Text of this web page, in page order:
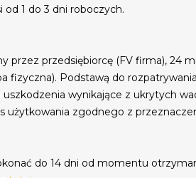
1 do 3 dni roboczych.
przez przedsiębiorcę (FV firma), 24
fizyczna). Podstawą do
uszkodzenia wynikające z ukrytych
użytkowania zgodnego z
do 14 dni od momentu